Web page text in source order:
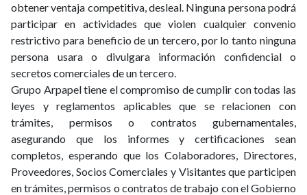
obtener ventaja competitiva, desleal. Ninguna persona podrá
participar en actividades que violen cualquier convenio
restrictivo para beneficio de un tercero, por lo tanto ninguna
persona usara o divulgara información confidencial o
secretos comerciales de un tercero.
Grupo Arpapel tiene el compromiso de cumplir con todas las
leyes y reglamentos aplicables que se relacionen con
trámites, permisos o contratos gubernamentales,
asegurando que los informes y certificaciones sean
completos, esperando que los Colaboradores, Directores,
Proveedores, Socios Comerciales y Visitantes que participen
en trámites, permisos o contratos de trabajo con el Gobierno